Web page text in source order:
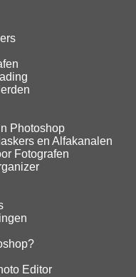
Photoshop
en Alfakanalen
Fotografen
Editor